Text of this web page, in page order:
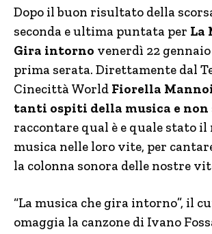
Dopo il buon risultato della
seconda e ultima puntata per La
Gira intorno venerdì 22
prima serata. Direttamente dal
Cinecittà World Fiorella
tanti ospiti della musica e non
raccontare qual è e quale stato
musica nelle loro vite, per
la colonna sonora delle nostre
“La musica che gira intorno”, il
omaggia la canzone di Ivano